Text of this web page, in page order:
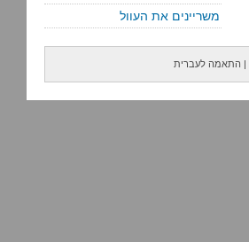
משריינים את העוול
| התאמה לעברית